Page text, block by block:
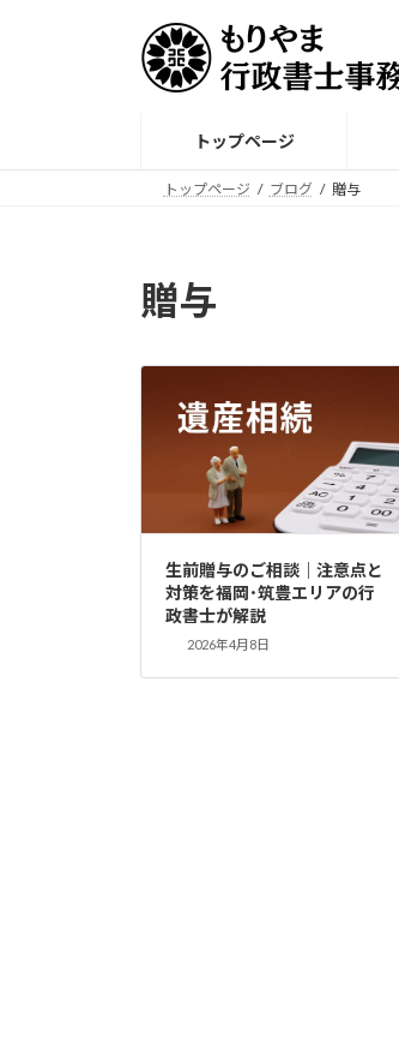
トップページ
トップページ ブログ 贈与
贈与
生前贈与のご相談｜注意点と
対策を福岡･筑豊エリアの行
政書士が解説
2026年4月8日